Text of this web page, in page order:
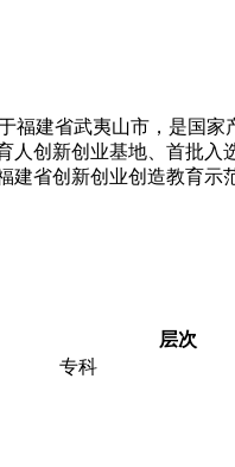
福建省武夷山市，是国
人创新创业基地、首批
建省创新创业创造教育
层次
专科